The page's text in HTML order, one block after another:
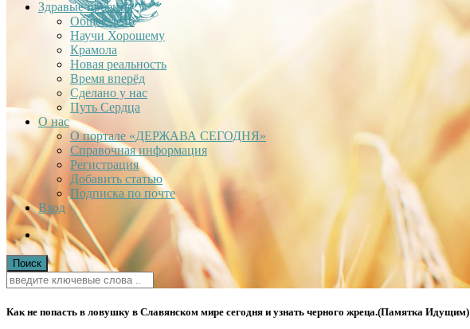
Здравые проекты
Общее дело
Научи Хорошему
Крамола
Новая реальность
Время вперёд
Сделано у нас
Путь Сердца
О нас
О портале «ДЕРЖАВА СЕГОДНЯ»
Справочная информация
Регистрация
Добавить статью
Подписка по почте
Вход
Как не попасть в ловушку в Славянском мире сегодня и узнать черного жреца.(Памятка Идущим)